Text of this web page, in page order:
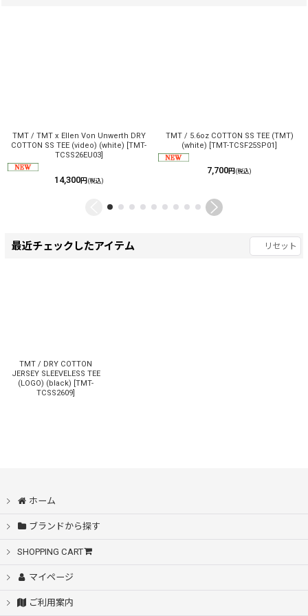
TMT / TMT x Ellen Von Unwerth DRY
COTTON SS TEE (video) (white) [TMT-
TCSS26EU03]
14,300円 (税込)
TMT / 5.6oz COTTON SS TEE (TMT)
(white) [TMT-TCSF25SP01]
7,700円 (税込)
最近チェックしたアイテム リセット
TMT / DRY COTTON
JERSEY SLEEVELESS TEE
(LOGO) (black) [TMT-
TCSS2609]
ホーム
ブランドから探す
SHOPPING CART
マイページ
ご利用案内